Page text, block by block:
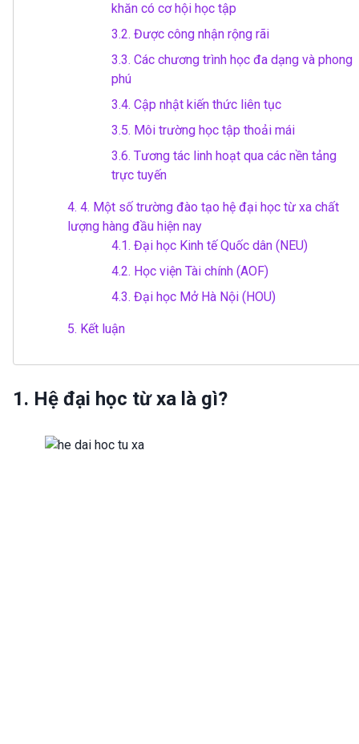
khăn có cơ hội học tập
3.2. Được công nhận rộng rãi
3.3. Các chương trình học đa dạng và phong
phú
3.4. Cập nhật kiến thức liên tục
3.5. Môi trường học tập thoải mái
3.6. Tương tác linh hoạt qua các nền tảng
trực tuyến
4. 4. Một số trường đào tạo hệ đại học từ xa chất
lượng hàng đầu hiện nay
4.1. Đại học Kinh tế Quốc dân (NEU)
4.2. Học viện Tài chính (AOF)
4.3. Đại học Mở Hà Nội (HOU)
5. Kết luận
1. Hệ đại học từ xa là gì?